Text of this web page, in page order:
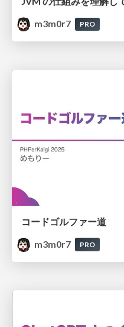
m3m0r7
PRO
コードゴルファー道
m3m0r7
PRO